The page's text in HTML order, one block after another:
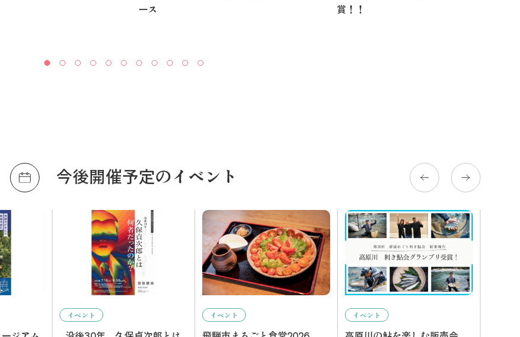
ース
賞！！
今後開催予定のイベント
イベント イベント イベント